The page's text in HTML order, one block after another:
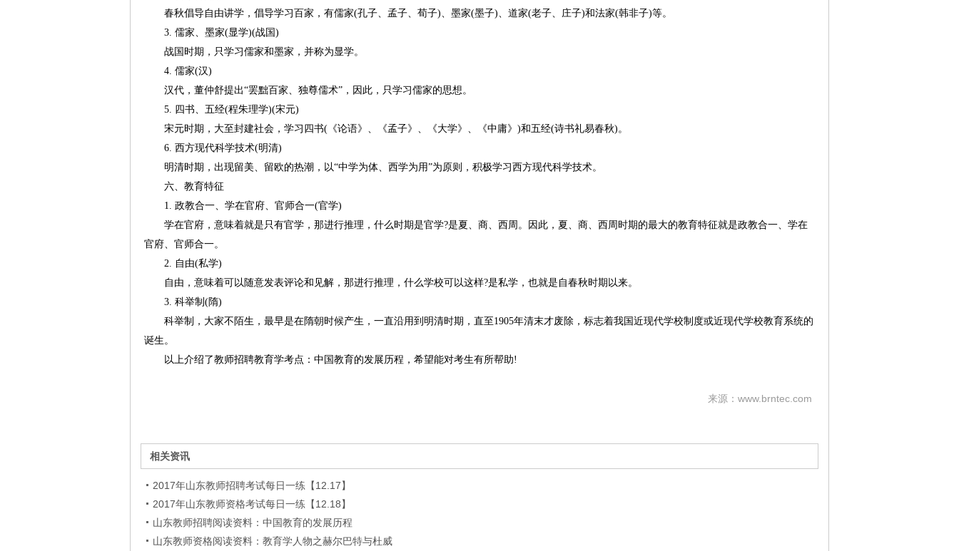
春秋倡导自由讲学，倡导学习百家，有儒家(孔子、孟子、荀子)、墨家(墨子)、道家(老子、庄子)和法家(韩非子)等。
3. 儒家、墨家(显学)(战国)
战国时期，只学习儒家和墨家，并称为显学。
4. 儒家(汉)
汉代，董仲舒提出“罢黜百家、独尊儒术”，因此，只学习儒家的思想。
5. 四书、五经(程朱理学)(宋元)
宋元时期，大至封建社会，学习四书(《论语》、《孟子》、《大学》、《中庸》)和五经(诗书礼易春秋)。
6. 西方现代科学技术(明清)
明清时期，出现留美、留欧的热潮，以“中学为体、西学为用”为原则，积极学习西方现代科学技术。
六、教育特征
1. 政教合一、学在官府、官师合一(官学)
学在官府，意味着就是只有官学，那进行推理，什么时期是官学?是夏、商、西周。因此，夏、商、西周时期的最大的教育特征就是政教合一、学在
官府、官师合一。
2. 自由(私学)
自由，意味着可以随意发表评论和见解，那进行推理，什么学校可以这样?是私学，也就是自春秋时期以来。
3. 科举制(隋)
科举制，大家不陌生，最早是在隋朝时候产生，一直沿用到明清时期，直至1905年清末才废除，标志着我国近现代学校制度或近现代学校教育系统的
诞生。
以上介绍了教师招聘教育学考点：中国教育的发展历程，希望能对考生有所帮助!
来源：www.brntec.com
相关资讯
2017年山东教师招聘考试每日一练【12.17】
2017年山东教师资格考试每日一练【12.18】
山东教师招聘阅读资料：中国教育的发展历程
山东教师资格阅读资料：教育学人物之赫尔巴特与杜威